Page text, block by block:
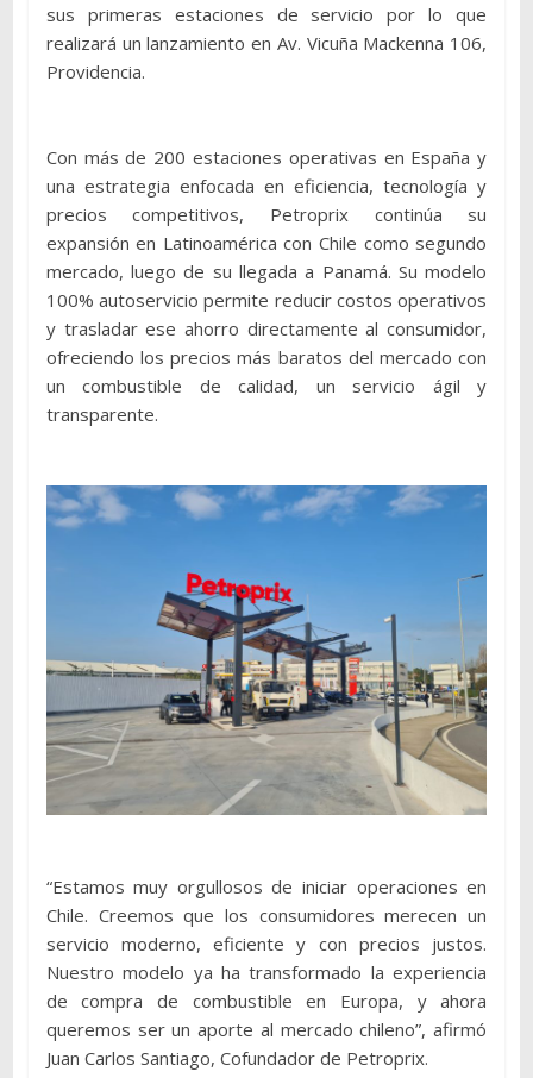
sus primeras estaciones de servicio por lo que
realizará un lanzamiento en Av. Vicuña Mackenna 106,
Providencia.
Con más de 200 estaciones operativas en España y
una estrategia enfocada en eficiencia, tecnología y
precios competitivos, Petroprix continúa su
expansión en Latinoamérica con Chile como segundo
mercado, luego de su llegada a Panamá. Su modelo
100% autoservicio permite reducir costos operativos
y trasladar ese ahorro directamente al consumidor,
ofreciendo los precios más baratos del mercado con
un combustible de calidad, un servicio ágil y
transparente.
“Estamos muy orgullosos de iniciar operaciones en
Chile. Creemos que los consumidores merecen un
servicio moderno, eficiente y con precios justos.
Nuestro modelo ya ha transformado la experiencia
de compra de combustible en Europa, y ahora
queremos ser un aporte al mercado chileno”, afirmó
Juan Carlos Santiago, Cofundador de Petroprix.